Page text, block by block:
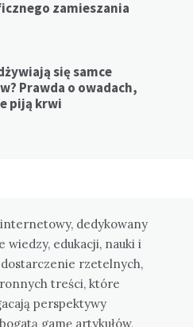
zamieszania
się samce
Prawda o owadach,
piją krwi
dedykowany
edukacji, nauki i
rzetelnych,
treści, które
perspektywy
gamę artykułów,